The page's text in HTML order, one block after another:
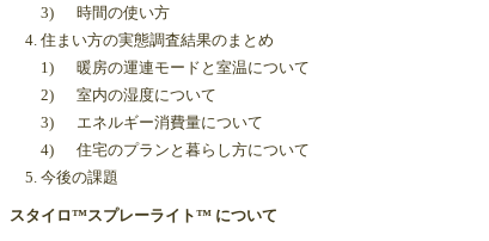
3) 時間の使い方
4. 住まい方の実態調査結果のまとめ
1) 暖房の運連モードと室温について
2) 室内の湿度について
3) エネルギー消費量について
4) 住宅のプランと暮らし方について
5. 今後の課題
スタイロ™スプレーライト™ について